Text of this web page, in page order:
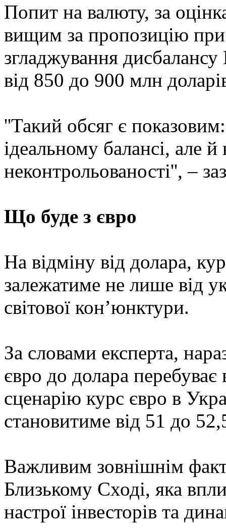
Попит на валюту, за
вищим за пропозицію
згладжування
від 850 до 900 млн
''Такий обсяг є
ідеальному балансі, але
неконтрольованості'', –
Що буде з євро
На відміну від долара,
залежатиме не лише від
світової кон’юнктури.
За словами експерта,
євро до долара
сценарію курс євро в
становитиме від 51 до
Важливим зовнішнім
Близькому Сході, яка
настрої інвесторів та